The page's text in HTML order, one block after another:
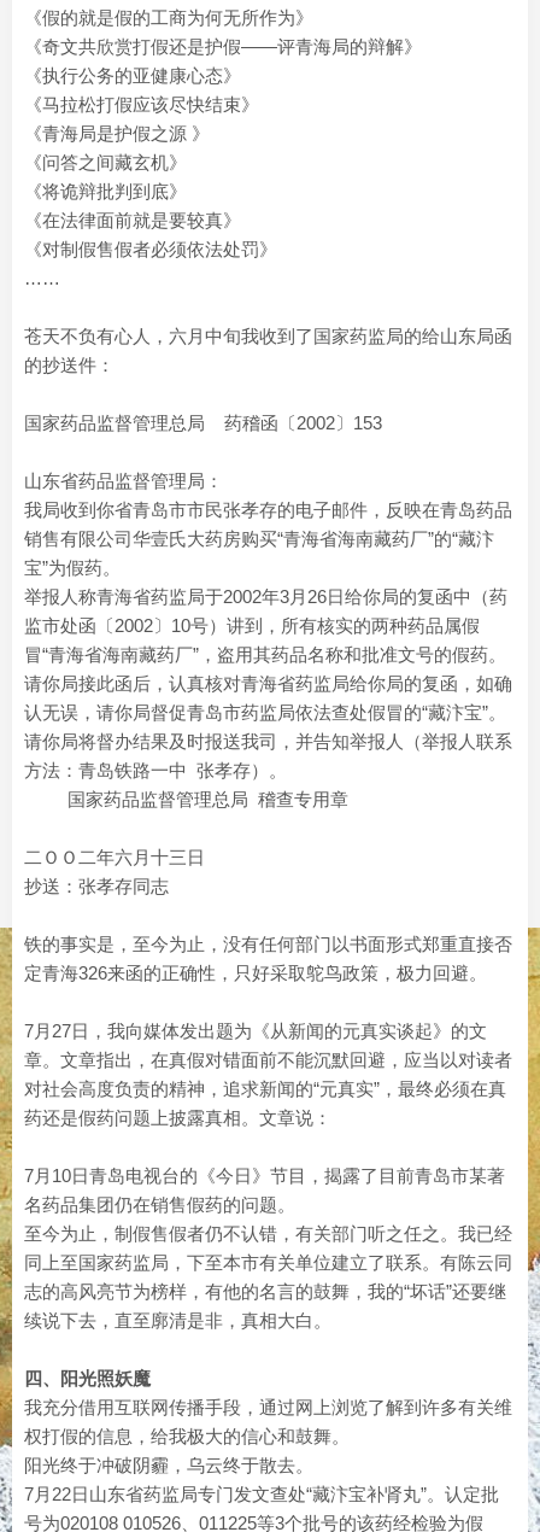
《假的就是假的工商为何无所作为》
《奇文共欣赏打假还是护假——评青海局的辩解》
《执行公务的亚健康心态》
《马拉松打假应该尽快结束》
《青海局是护假之源 》
《问答之间藏玄机》
《将诡辩批判到底》
《在法律面前就是要较真》
《对制假售假者必须依法处罚》
……
苍天不负有心人，六月中旬我收到了国家药监局的给山东局函
的抄送件：
国家药品监督管理总局 药稽函〔2002〕153
山东省药品监督管理局：
我局收到你省青岛市市民张孝存的电子邮件，反映在青岛药品
销售有限公司华壹氏大药房购买“青海省海南藏药厂”的“藏汴
宝”为假药。
举报人称青海省药监局于2002年3月26日给你局的复函中（药
监市处函〔2002〕10号）讲到，所有核实的两种药品属假
冒“青海省海南藏药厂”，盗用其药品名称和批准文号的假药。
请你局接此函后，认真核对青海省药监局给你局的复函，如确
认无误，请你局督促青岛市药监局依法查处假冒的“藏汴宝”。
请你局将督办结果及时报送我司，并告知举报人（举报人联系
方法：青岛铁路一中 张孝存）。
国家药品监督管理总局 稽查专用章
二ＯＯ二年六月十三日
抄送：张孝存同志
铁的事实是，至今为止，没有任何部门以书面形式郑重直接否
定青海326来函的正确性，只好采取鸵鸟政策，极力回避。
7月27日，我向媒体发出题为《从新闻的元真实谈起》的文
章。文章指出，在真假对错面前不能沉默回避，应当以对读者
对社会高度负责的精神，追求新闻的“元真实”，最终必须在真
药还是假药问题上披露真相。文章说：
7月10日青岛电视台的《今日》节目，揭露了目前青岛市某著
名药品集团仍在销售假药的问题。
至今为止，制假售假者仍不认错，有关部门听之任之。我已经
同上至国家药监局，下至本市有关单位建立了联系。有陈云同
志的高风亮节为榜样，有他的名言的鼓舞，我的“坏话”还要继
续说下去，直至廓清是非，真相大白。
四、阳光照妖魔
我充分借用互联网传播手段，通过网上浏览了解到许多有关维
权打假的信息，给我极大的信心和鼓舞。
阳光终于冲破阴霾，乌云终于散去。
7月22日山东省药监局专门发文查处“藏汴宝补肾丸”。认定批
号为020108 010526、011225等3个批号的该药经检验为假